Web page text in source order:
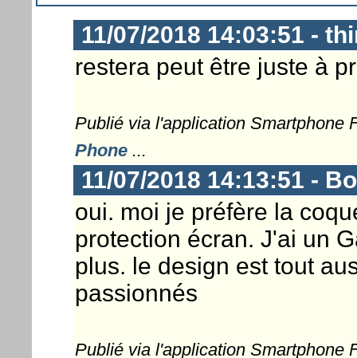
11/07/2018 14:03:51 -
restera peut être juste à
Publié via l'application Smartphone
Phone...
11/07/2018 14:13:51 -
oui. moi je préfère la
protection écran. J'ai un
plus. le design est tout
passionnés
Publié via l'application Smartphone